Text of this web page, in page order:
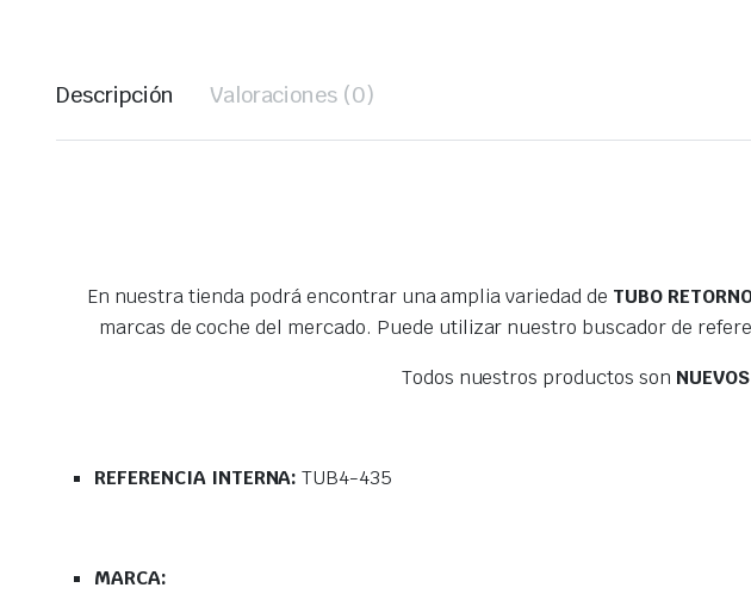
Descripción Valoraciones (0)
En nuestra tienda podrá encontrar una amplia variedad de TUBO
marcas de coche del mercado. Puede utilizar nuestro buscador de
Todos nuestros productos son NUEVOS
REFERENCIA INTERNA:TUB4-435
MARCA: